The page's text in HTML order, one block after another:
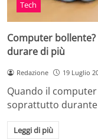
Tech
Computer
durare di più
Redazione 19 Luglio
Quando il
soprattutto durante
Leggi di più